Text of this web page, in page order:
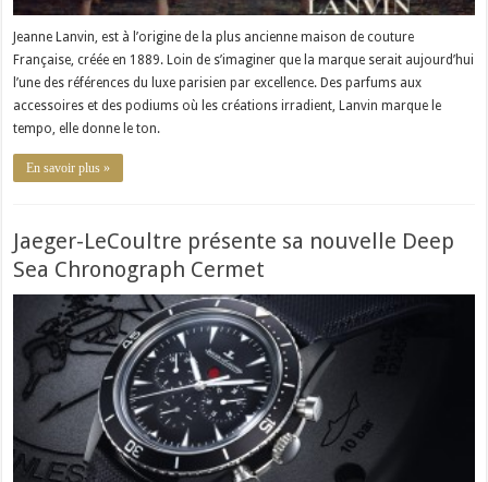
Jeanne Lanvin, est à l’origine de la plus ancienne maison de couture
Française, créée en 1889. Loin de s’imaginer que la marque serait aujourd’hui
l’une des références du luxe parisien par excellence. Des parfums aux
accessoires et des podiums où les créations irradient, Lanvin marque le
tempo, elle donne le ton.
En savoir plus »
Jaeger-LeCoultre présente sa nouvelle Deep
Sea Chronograph Cermet